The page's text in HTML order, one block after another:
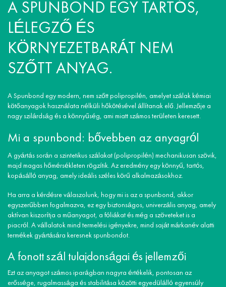
A SPUNBOND EGY TARTÓS,
LÉLEGZŐ ÉS
KÖRNYEZETBARÁT NEM
SZŐTT ANYAG.
A Spunbond egy modern, nem szőtt polipropilén, amelyet szálak kémiai
kötőanyagok használata nélküli hőkötésével állítanak elő. Jellemzője a
nagy szilárdság és a könnyűség, ami miatt számos területen keresett.
Mi a spunbond: bővebben az anyagról
A gyártás során a szintetikus szálakat (polipropilén) mechanikusan szövik,
majd magas hőmérsékleten rögzítik. Az eredmény egy könnyű, tartós,
kopásálló anyag, amely ideális széles körű alkalmazásokhoz.
Ha arra a kérdésre válaszolunk, hogy mi is az a spunbond, akkor
egyszerűbben fogalmazva, ez egy biztonságos, univerzális anyag, amely
aktívan kiszorítja a műanyagot, a fóliákat és még a szöveteket is a
piacról. A vállalatok mind termelési igényekre, mind saját márkanév alatti
termékek gyártására keresnek spunbondot.
A fonott szál tulajdonságai és jellemzői
Ezt az anyagot számos iparágban nagyra értékelik, pontosan az
erőssége, rugalmassága és stabilitása közötti egyedülálló egyensúly